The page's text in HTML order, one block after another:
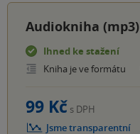
Audiokniha (mp3)
Ihned ke stažení
Kniha je ve formátu
99 Kč s DPH
Jsme transparentní